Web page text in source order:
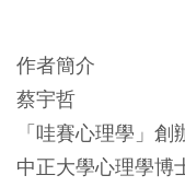
作者簡介
蔡宇哲
「哇賽心理學」創
中正大學心理學博